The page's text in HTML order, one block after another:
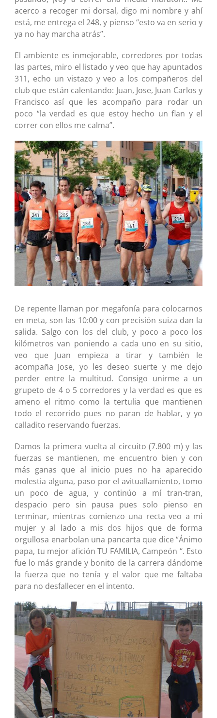
acerco a recoger mi dorsal, digo mi nombre y ahí
está, me entrega el 248, y pienso “esto va en serio y
ya no hay marcha atrás”.
El ambiente es inmejorable, corredores por todas
las partes, miro el listado y veo que hay apuntados
311, echo un vistazo y veo a los compañeros del
club que están calentando: Juan, Jose, Juan Carlos y
Francisco así que les acompaño para rodar un
poco “la verdad es que estoy hecho un flan y el
correr con ellos me calma”.
De repente llaman por megafonía para colocarnos
en meta, son las 10:00 y con precisión suiza dan la
salida. Salgo con los del club, y poco a poco los
kilómetros van poniendo a cada uno en su sitio,
veo que Juan empieza a tirar y también le
acompaña Jose, yo les deseo suerte y me dejo
perder entre la multitud. Consigo unirme a un
grupeto de 4 o 5 corredores y la verdad es que es
ameno el ritmo como la tertulia que mantienen
todo el recorrido pues no paran de hablar, y yo
calladito reservando fuerzas.
Damos la primera vuelta al circuito (7.800 m) y las
fuerzas se mantienen, me encuentro bien y con
más ganas que al inicio pues no ha aparecido
molestia alguna, paso por el avituallamiento, tomo
un poco de agua, y continúo a mí tran-tran,
despacio pero sin pausa pues solo pienso en
terminar, mientras comienzo una recta veo a mi
mujer y al lado a mis dos hijos que de forma
orgullosa enarbolan una pancarta que dice “Ánimo
papa, tu mejor afición TU FAMILIA, Campeón “. Esto
fue lo más grande y bonito de la carrera dándome
la fuerza que no tenía y el valor que me faltaba
para no desfallecer en el intento.